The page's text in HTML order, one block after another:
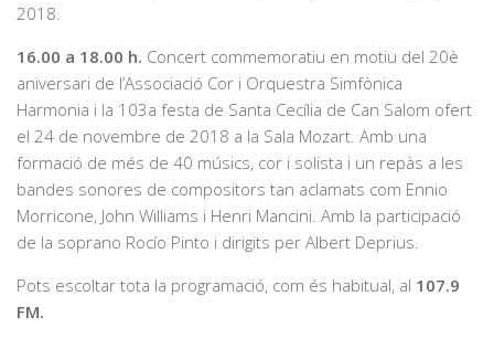
2018.
16.00 a 18.00 h. Concert commemoratiu en motiu del 20è
aniversari de l’Associació Cor i Orquestra Simfònica
Harmonia i la 103a festa de Santa Cecília de Can Salom ofert
el 24 de novembre de 2018 a la Sala Mozart. Amb una
formació de més de 40 músics, cor i solista i un repàs a les
bandes sonores de compositors tan aclamats com Ennio
Morricone, John Williams i Henri Mancini. Amb la participació
de la soprano Rocío Pinto i dirigits per Albert Deprius.
Pots escoltar tota la programació, com és habitual, al 107.9
FM.